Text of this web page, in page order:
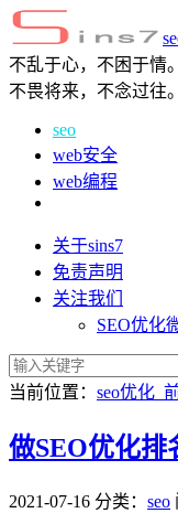
不乱于心，不困于情。
不畏将来，不念过往
seo
web安全
web编程
关于sins7
免责声明
关注我们
SEO优化
当前位置： seo优化_
做SEO优化排
2021-07-16 分类： seo